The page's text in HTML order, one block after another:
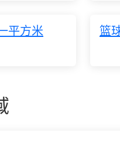
平方米 篮